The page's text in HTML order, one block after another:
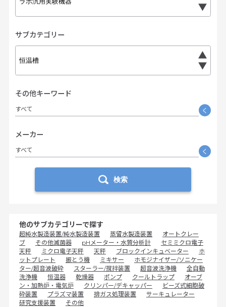
サブカテゴリー
その他キーワード
すべて く
メーカー
すべて く
検索
他のサブカテゴリーで探す
超純水製造装置/純水製造装置 蒸留水製造装置
オートクレー
ブ
その他滅菌器 pHメーター・水質分析計
セミミクロ電子
天秤
ミクロ電子天秤 天秤 ブロックインキュベーター
ホ
ットプレート
振とう機 ミキサー
ホモジナイザー/ソニケー
ター/超音波破砕
スターラー/撹拌装置 超音波洗浄機
全自動
洗浄機
恒温器 乾燥器 ポンプ クールトラップ
オーブ
ン・加熱炉・電気炉
クリンパー/デキャッパー
ビーズ式細胞破
砕装置
プラズマ装置 排ガス処理装置
サーキュレーター
研究支援装置
その他